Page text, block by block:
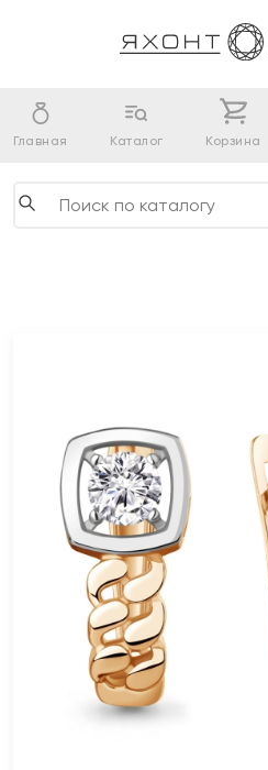
Главная Каталог Корзина